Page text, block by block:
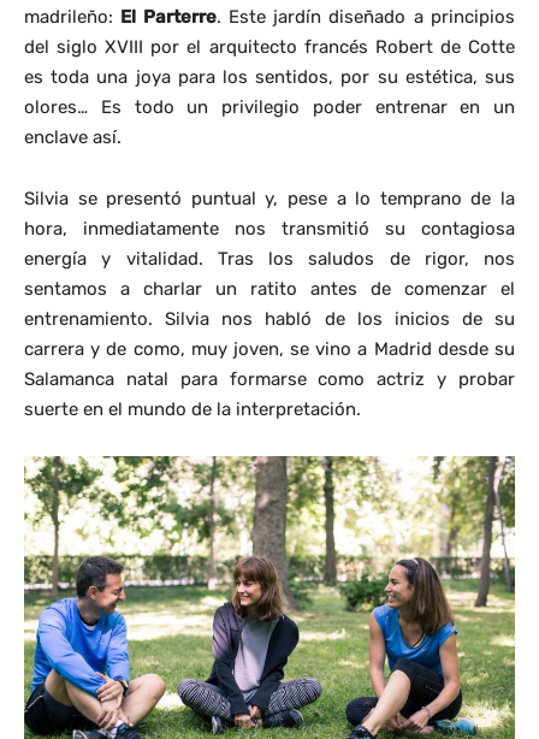
madrileño: El Parterre. Este jardín diseñado a principios
del siglo XVIII por el arquitecto francés Robert de Cotte
es toda una joya para los sentidos, por su estética, sus
olores… Es todo un privilegio poder entrenar en un
enclave así.
Silvia se presentó puntual y, pese a lo temprano de la
hora, inmediatamente nos transmitió su contagiosa
energía y vitalidad. Tras los saludos de rigor, nos
sentamos a charlar un ratito antes de comenzar el
entrenamiento. Silvia nos habló de los inicios de su
carrera y de como, muy joven, se vino a Madrid desde su
Salamanca natal para formarse como actriz y probar
suerte en el mundo de la interpretación.